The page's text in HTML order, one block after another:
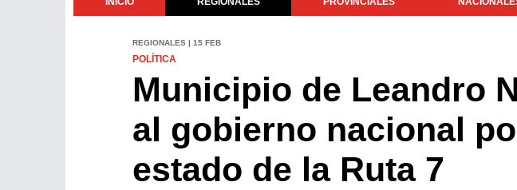
REGIONALES | 15 FEB
POLÍTICA
Municipio de Leandro
al gobierno nacional
estado de la Ruta 7